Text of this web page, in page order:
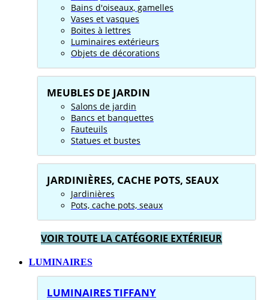
Bains d'oiseaux, gamelles
Vases et vasques
Boites à lettres
Luminaires extérieurs
Objets de décorations
MEUBLES DE JARDIN
Salons de jardin
Bancs et banquettes
Fauteuils
Statues et bustes
JARDINIÈRES, CACHE POTS, SEAUX
Jardinières
Pots, cache pots, seaux
VOIR TOUTE LA CATÉGORIE EXTÉRIEUR
LUMINAIRES
LUMINAIRES TIFFANY